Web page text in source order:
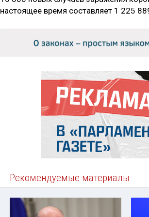
настоящее время составляет 1 225
Рекомендуемые материалы